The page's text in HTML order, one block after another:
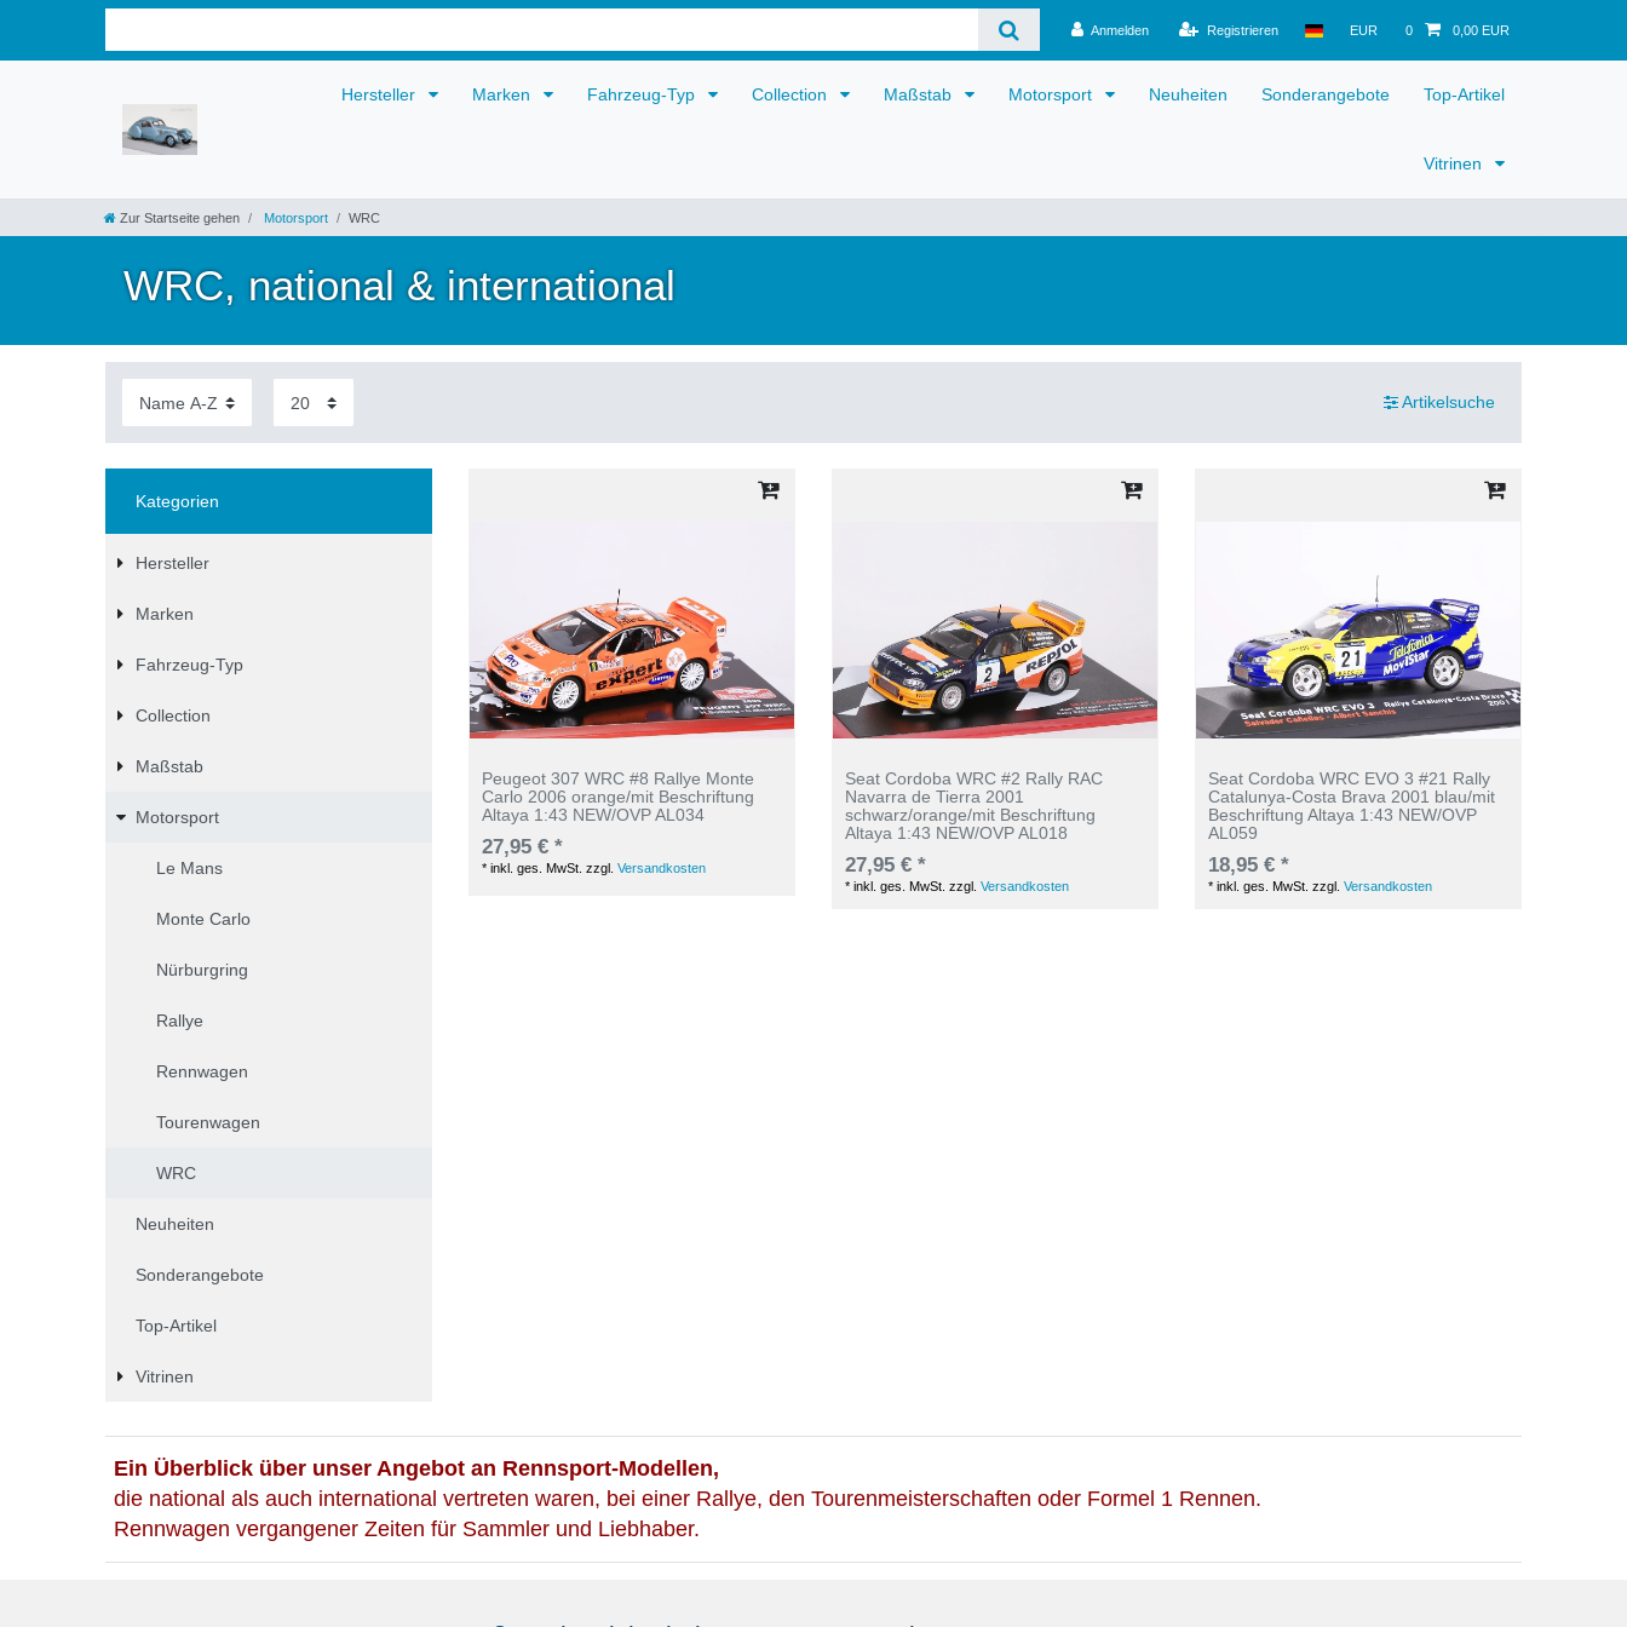
Anmelden Registrieren EUR 0 0,00 EUR
Hersteller Marken Fahrzeug-Typ Collection Maßstab Motorsport Neuheiten Sonderangebote Top-Artikel
Vitrinen
Zur Startseite gehen Motorsport WRC
WRC, national & international
Artikelsuche
Kategorien
Hersteller
Marken
Fahrzeug-Typ
Collection
Maßstab
Motorsport
Le Mans
Monte Carlo
Nürburgring
Rallye
Rennwagen
Tourenwagen
WRC
Neuheiten
Sonderangebote
Top-Artikel
Vitrinen
Peugeot 307 WRC #8 Rallye Monte
Carlo 2006 orange/mit Beschriftung
Altaya 1:43 NEW/OVP AL034
27,95 € *
*inkl. ges. MwSt. zzgl.Versandkosten
Seat Cordoba WRC #2 Rally RAC
Navarra de Tierra 2001
schwarz/orange/mit Beschriftung
Altaya 1:43 NEW/OVP AL018
27,95 € *
*inkl. ges. MwSt. zzgl.Versandkosten
Seat Cordoba WRC EVO 3 #21 Rally
Catalunya-Costa Brava 2001 blau/mit
Beschriftung Altaya 1:43 NEW/OVP
AL059
18,95 € *
*inkl. ges. MwSt. zzgl.Versandkosten
Ein Überblick über unser Angebot an Rennsport-Modellen,
die national als auch international vertreten waren, bei einer Rallye, den Tourenmeisterschaften oder Formel 1 Rennen.
Rennwagen vergangener Zeiten für Sammler und Liebhaber.